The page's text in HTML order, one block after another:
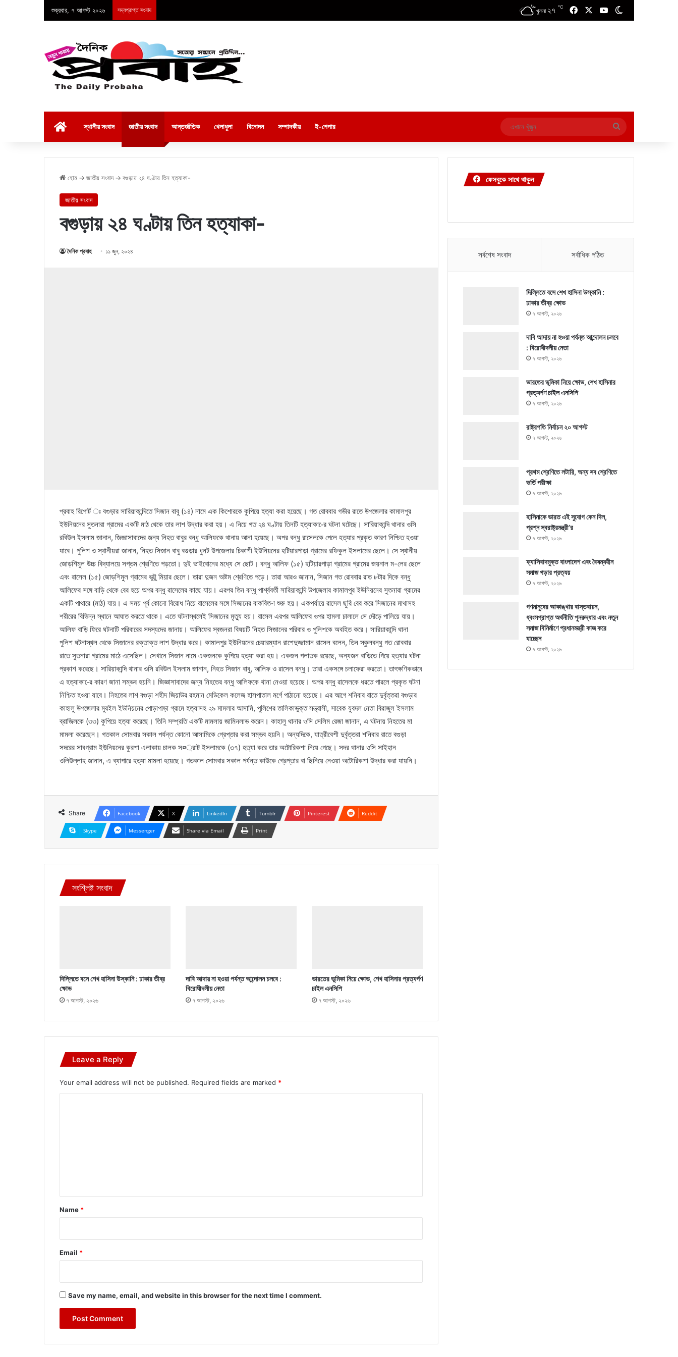
শুক্রবার, ৭ আগস্ট ২০২৬ সদ্যপ্রাপ্ত সংবাদ খুলনা ২৭ ℃ FacebookYouTube
স্থানীয় সংবাদ জাতীয় সংবাদ আন্তর্জাতিক খেলাধুলা বিনোদন সম্পাদকীয় ই-পেপার
এখানে
খুঁজুন
হোম → জাতীয় সংবাদ → বগুড়ায় ২৪ ঘণ্টায় তিন হত্যাকা-
জাতীয় সংবাদ
বগুড়ায় ২৪ ঘণ্টায় তিন হত্যাকা-
দৈনিক প্রবাহ ১১ জুন, ২০২৪
প্রবাহ রিপোর্ট ঃ বগুড়ার সারিয়াকান্দিতে সিজান বাবু (১৪) নামে এক কিশোরকে কুপিয়ে হত্যা করা হয়েছে। গত রোববার গভীর রাতে উপজেলার কামালপুর
ইউনিয়নের সুতনারা গ্রামের একটি মাঠ থেকে তার লাশ উদ্ধার করা হয়। এ নিয়ে গত ২৪ ঘণ্টায় তিনটি হত্যাকা-ের ঘটনা ঘটেছে। সারিয়াকান্দি থানার ওসি
রবিউল ইসলাম জানান, জিজ্ঞাসাবাদের জন্য নিহত বাবুর বন্ধু আলিফকে থানায় আনা হয়েছে। অপর বন্ধু রাসেলকে পেলে হত্যার প্রকৃত কারণ নিশ্চিত হওয়া
যাবে। পুলিশ ও স্থানীয়রা জানান, নিহত সিজান বাবু বগুড়ার ধুনট উপজেলার চিকাশী ইউনিয়নের হটিয়ারপাড়া গ্রামের রফিকুল ইসলামের ছেলে। সে স্থানীয়
জোড়শিমুল উচ্চ বিদ্যালয়ে সপ্তম শ্রেণিতে পড়তো। দুই ভাইবোনের মধ্যে সে ছোট। বন্ধু আলিফ (১৫) হটিয়ারপাড়া গ্রামের গ্রামের জয়নাল ম-লের ছেলে
এবং রাসেল (১৫) জোড়শিমুল গ্রামের ভুট্টু মিয়ার ছেলে। তারা দুজন অষ্টম শ্রেণিতে পড়ে। তারা আরও জানান, সিজান গত রোববার রাত ৮টার দিকে বন্ধু
আলিফের সঙ্গে বাড়ি থেকে বের হয়ে অপর বন্ধু রাসেলের কাছে যায়। এরপর তিন বন্ধু পার্শ্ববর্তী সারিয়াকান্দি উপজেলার কামালপুর ইউনিয়নের সুতনারা গ্রামের
একটি পাথারে (মাঠ) যায়। এ সময় পূর্ব কোনো বিরোধ নিয়ে রাসেলের সঙ্গে সিজানের বাকবিত-া শুরু হয়। একপর্যায়ে রাসেল ছুরি বের করে সিজানের মাথাসহ
শরীরের বিভিন্ন স্থানে আঘাত করতে থাকে। এতে ঘটনাস্থলেই সিজানের মৃত্যু হয়। রাসেল এরপর আলিফের ওপর হামলা চালালে সে দৌড়ে পালিয়ে যায়।
আলিফ বাড়ি ফিরে ঘটনাটি পরিবারের সদস্যদের জানায়। আলিফের স্বজনরা বিষয়টি নিহত সিজানের পরিবার ও পুলিশকে অবহিত করে। সারিয়াকান্দি থানা
পুলিশ ঘটনাস্থল থেকে সিজানের রক্তাক্ত লাশ উদ্ধার করে। কামালপুর ইউনিয়নের চেয়ারম্যান রাশেদুজ্জামান রাসেল বলেন, তিন স্কুলবন্ধু গত রোববার
রাতে সুতনারা গ্রামের মাঠে এসেছিল। সেখানে সিজান নামে একজনকে কুপিয়ে হত্যা করা হয়। একজন পলাতক রয়েছে, অন্যজন বাড়িতে গিয়ে হত্যার ঘটনা
প্রকাশ করেছে। সারিয়াকান্দি থানার ওসি রবিউল ইসলাম জানান, নিহত সিজান বাবু, আলিফ ও রাসেল বন্ধু। তারা একসঙ্গে চলাফেরা করতো। তাৎক্ষণিকভাবে
এ হত্যাকা-ের কারণ জানা সম্ভব হয়নি। জিজ্ঞাসাবাদের জন্য নিহতের বন্ধু আলিফকে থানা নেওয়া হয়েছে। অপর বন্ধু রাসেলকে ধরতে পারলে প্রকৃত ঘটনা
নিশ্চিত হওয়া যাবে। নিহতের লাশ বগুড়া শহীদ জিয়াউর রহমান মেডিকেল কলেজ হাসপাতাল মর্গে পাঠানো হয়েছে। এর আগে শনিবার রাতে দুর্বৃত্তরা বগুড়ার
কাহালু উপজেলার মুরইল ইউনিয়নের পোড়াপাড়া গ্রামে হত্যাসহ ২৯ মামলার আসামি, পুলিশের তালিকাভুক্ত সন্ত্রাসী, সাবেক যুবদল নেতা বিরাজুল ইসলাম
ব্রাজিলকে (৩৩) কুপিয়ে হত্যা করেছে। তিনি সম্প্রতি একটি মামলায় জামিনলাভ করেন। কাহালু থানার ওসি সেলিম রেজা জানান, এ ঘটনায় নিহতের মা
মামলা করেছেন। গতকাল সোমবার সকাল পর্যন্ত কোনো আসামিকে গ্রেপ্তার করা সম্ভব হয়নি। অন্যদিকে, যাত্রীবেশী দুর্বৃত্তরা শনিবার রাতে বগুড়া
সদরের সাবগ্রাম ইউনিয়নের কুরশা এলাকায় চালক স¤্রাট ইসলামকে (৩৭) হত্যা করে তার অটোরিকশা নিয়ে গেছে। সদর থানার ওসি সাইহান
ওলিউল্লাহ জানান, এ ব্যাপারে হত্যা মামলা হয়েছে। গতকাল সোমবার সকাল পর্যন্ত কাউকে গ্রেপ্তার বা ছিনিয়ে নেওয়া অটোরিকশা উদ্ধার করা যায়নি।
Share Facebook X LinkedIn Tumblr Pinterest Reddit
Skype Messenger Share via Email Print
সংশ্লিষ্ট সংবাদ
দিল্লিতে বসে শেখ হাসিনা উস্কানি : ঢাকার তীব্র
ক্ষোভ
৭ আগস্ট, ২০২৬
দাবি আদায় না হওয়া পর্যন্ত আন্দোলন চলবে :
বিরোধীদলীয় নেতা
৭ আগস্ট, ২০২৬
ভারতের ভূমিকা নিয়ে ক্ষোভ, শেখ হাসিনার প্রত্যর্পণ
চাইল এনসিপি
৭ আগস্ট, ২০২৬
Leave a Reply
Your email address will not be published. Required fields are marked *
*
Name *
Email *
Save my name, email, and website in this browser for the next time I comment.
ফেসবুকে সাথে থাকুন
সর্বশেষ সংবাদ সর্বাধিক পঠিত
দিল্লিতে বসে শেখ হাসিনা উস্কানি :
ঢাকার তীব্র ক্ষোভ
৭ আগস্ট, ২০২৬
দাবি আদায় না হওয়া পর্যন্ত আন্দোলন চলবে
: বিরোধীদলীয় নেতা
৭ আগস্ট, ২০২৬
ভারতের ভূমিকা নিয়ে ক্ষোভ, শেখ হাসিনার
প্রত্যর্পণ চাইল এনসিপি
৭ আগস্ট, ২০২৬
রাষ্ট্রপতি নির্বাচন ২০ আগস্ট
৭ আগস্ট, ২০২৬
প্রথম শ্রেণিতে লটারি, অন্য সব শ্রেণিতে
ভর্তি পরীক্ষা
৭ আগস্ট, ২০২৬
হাসিনাকে ভারত এই সুযোগ কেন দিল,
প্রশ্ন স্বরাষ্ট্রমন্ত্রী’র
৭ আগস্ট, ২০২৬
ফ্যাসিবাদমুক্ত বাংলাদেশ এবং বৈষম্যহীন
সমাজ গড়ার প্রত্যয়
৭ আগস্ট, ২০২৬
গণমানুষের আকাঙ্খার বাস্তবায়ন,
ধ্বংসপ্রাপ্ত অর্থনীতি পুনরুদ্ধার এবং নতুন
সমাজ বিনির্মাণে প্রধানমন্ত্রী কাজ করে
যাচ্ছেন
৭ আগস্ট, ২০২৬